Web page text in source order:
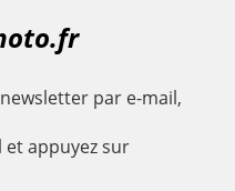
par e-mail,
et appuyez sur